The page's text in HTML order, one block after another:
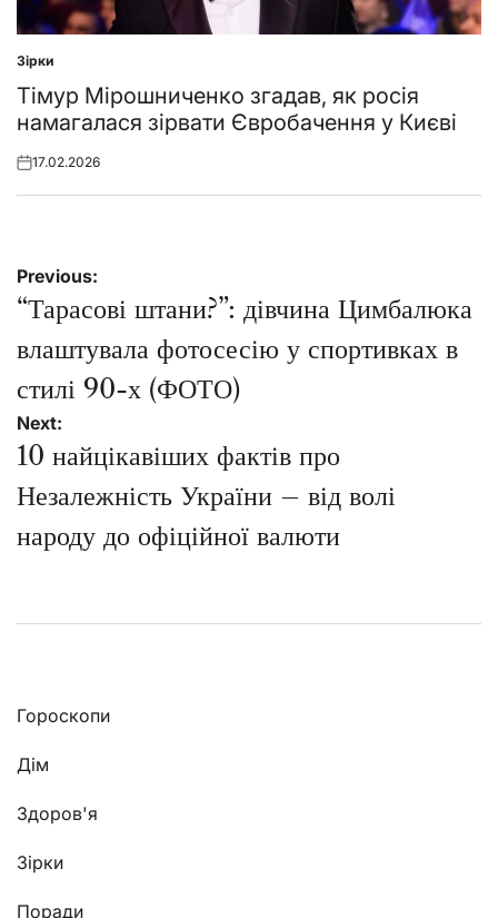
Posted
in
Зірки
Тімур Мірошниченко згадав, як росія
намагалася зірвати Євробачення у Києві
Posted
17.02.2026
Навігація
записів
Previous:
“Тарасові штани?”: дівчина Цимбалюка
влаштувала фотосесію у спортивках в
стилі 90-х (ФОТО)
Next:
10 найцікавіших фактів про
Незалежність України – від волі
народу до офіційної валюти
Гороскопи
Дім
Здоров'я
Зірки
Поради